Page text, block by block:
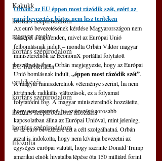
Kakukk
kortárs szépirodalom
magyar nyelv
kortárs szépirodalom
EU bürokrácia
emlékezés
kortárs szépirodalom
kortárs szépirodalom filozófia
kortárs szépirodalom
filozófia
Orbán: az EU éppen most rázódik szét, ezért az
euró bevezetése biztos nem lesz terítéken
Az euró bevezetésének kérdése Magyarországon nem
szerepel a napirenden, mivel az Európai Unió
felbomlásnak indult – mondta Orbán Viktor magyar
miniszterelnök az EconomX portállal folytatott
beszélgetésében. Orbán megjegyezte, hogy az Európai
Unió bomlásnak indult, „éppen most rázódik szét”.
A magyar miniszterelnök véleménye szerint, ha nem
történnek radikális változások, ez a folyamat
folytatódni fog. A magyar miniszterelnök hozzátette,
hogy nem szeretné, ha az ország szorosabb
kapcsolatban állna az Európai Unióval, mint jelenleg,
és az euró bevezetése ezt a célt szolgálhatná. Orbán
azzal is indokolta, hogy nem kívánja bevezetni az
egységes európai valutát, hogy szerinte Donald Trump
amerikai elnök hivatalba lépése óta 150 milliárd forint